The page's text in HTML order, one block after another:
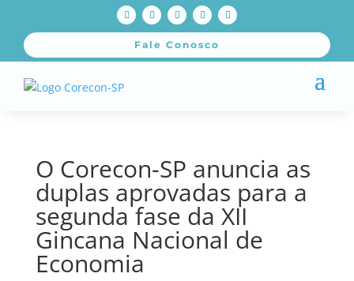
Fale Conosco
O Corecon-SP anuncia as
duplas aprovadas para a
segunda fase da XII
Gincana Nacional de
Economia